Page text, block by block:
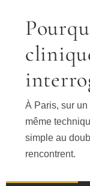
À Paris, sur
même
simple au
rencontrent.